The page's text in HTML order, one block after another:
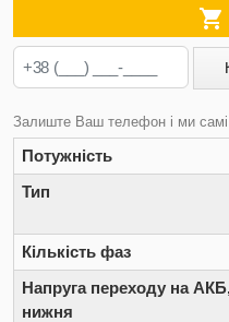

Залиште Ваш телефон і ми
Потужність
Тип
Кількість фаз
Напруга переходу на
нижня